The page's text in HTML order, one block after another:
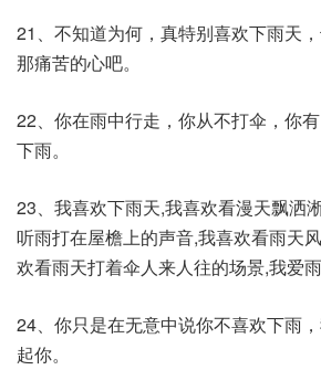
21、不知道为何，真特别喜欢下雨天
那痛苦的心吧。
22、你在雨中行走，你从不打伞，你
下雨。
23、我喜欢下雨天,我喜欢看漫天飘洒
听雨打在屋檐上的声音,我喜欢看雨天
欢看雨天打着伞人来人往的场景,我爱雨
24、你只是在无意中说你不喜欢下雨
起你。